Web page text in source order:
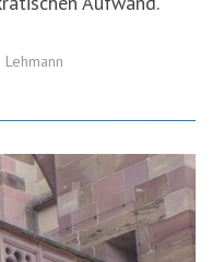
Lehmann